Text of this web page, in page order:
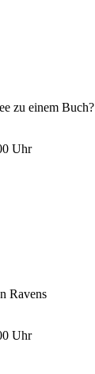
zu einem Buch?
Uhr
Ravens
Uhr